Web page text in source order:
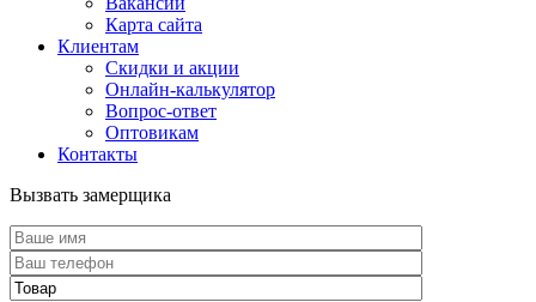
Карта сайта
Клиентам
Скидки и акции
Онлайн-калькулятор
Вопрос-ответ
Оптовикам
Контакты
Вызвать замерщика